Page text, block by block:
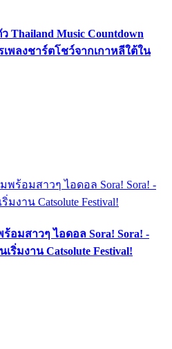
Music Countdown
เพลงชาร์ตโชว์จากเกาหลีใต้ใน
อมสาวๆ ไอดอล Sora! Sora! -
ริ่มงาน Catsolute Festival!